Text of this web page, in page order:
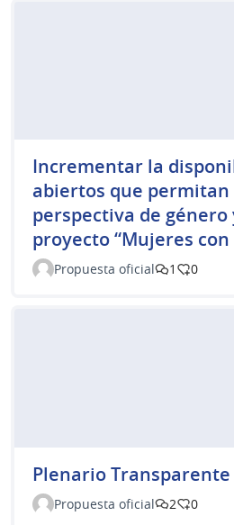
Incrementar la
abiertos que permitan
perspectiva de
proyecto “Mujeres con
Propuesta oficial 1 0
Plenario Transparente
Propuesta oficial 2 0